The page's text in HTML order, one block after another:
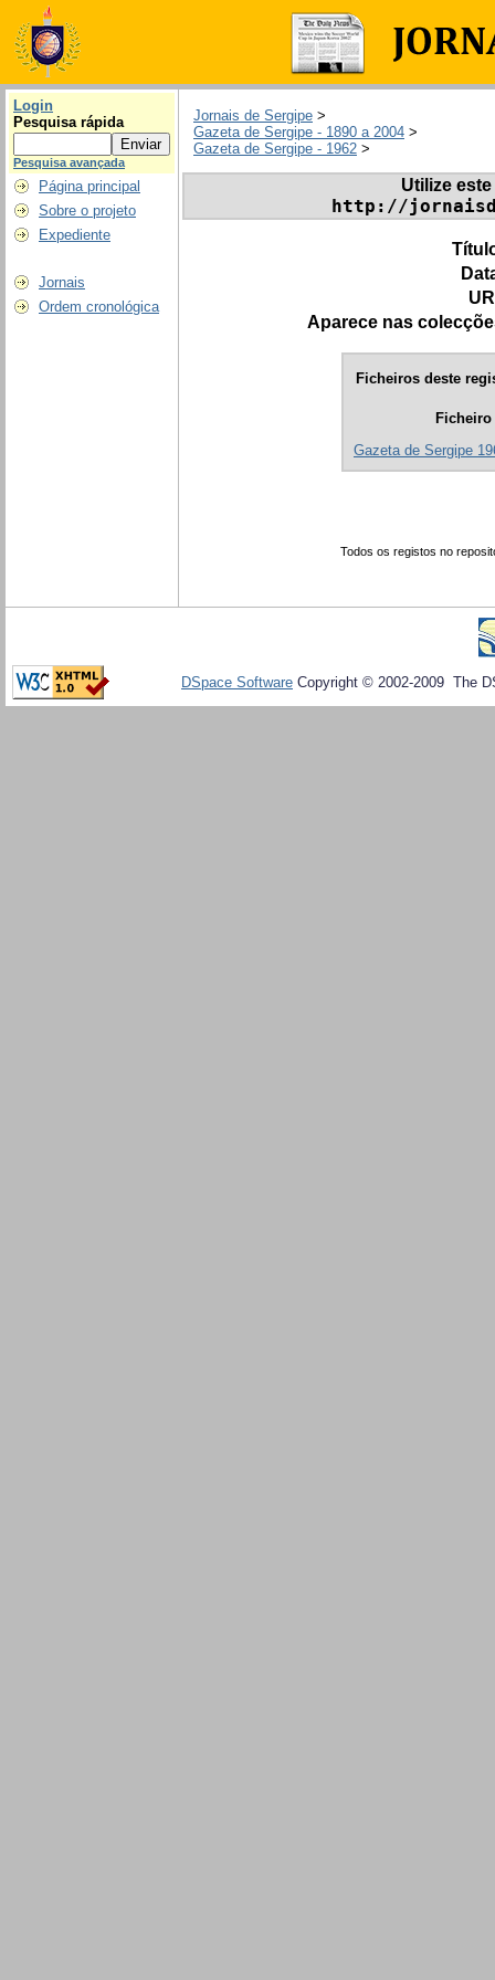
Login
Pesquisa rápida
Pesquisa avançada
Página principal
Sobre o projeto
Expediente
Jornais
Ordem cronológica
Jornais de Sergipe >
Gazeta de Sergipe - 1890 a 2004 >
Gazeta de Sergipe - 1962 >
Utilize
http://
Aparece nas
Ficheiros deste
Ficheiro
Gazeta de Sergipe
Todos os registos no
DSpace Software Copyright © 2002-2009 The